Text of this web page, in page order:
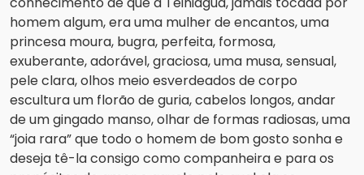
homem algum, era uma mulher de encantos, uma
princesa moura, bugra, perfeita, formosa,
exuberante, adorável, graciosa, uma musa, sensual,
pele clara, olhos meio esverdeados de corpo
escultura um florão de guria, cabelos longos, andar
de um gingado manso, olhar de formas radiosas, uma
“joia rara” que todo o homem de bom gosto sonha e
deseja tê-la consigo como companheira e para os